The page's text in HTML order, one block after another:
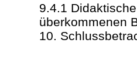
9.4.1
überkommenen
10.